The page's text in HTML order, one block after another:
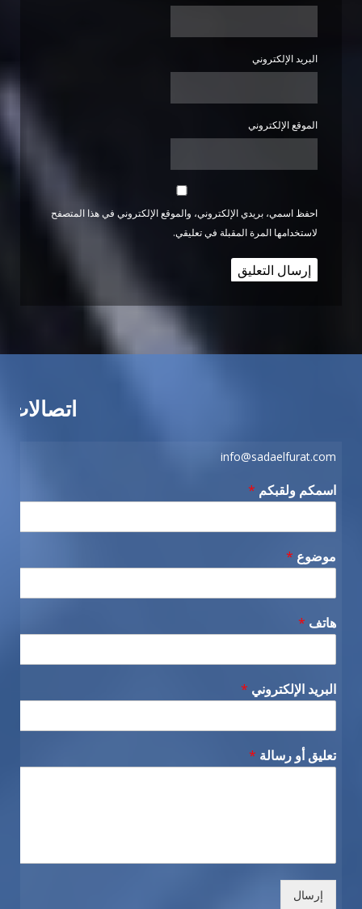
البريد الإلكتروني
الموقع الإلكتروني
احفظ اسمي، بريدي الإلكتروني، والموقع الإلكتروني في هذا المتصفح
لاستخدامها المرة المقبلة في تعليقي.
اتصالات
info@sadaelfurat.com
اسمكم ولقبكم *
موضوع *
هاتف *
البريد الإلكتروني *
تعليق أو رسالة *
إرسال